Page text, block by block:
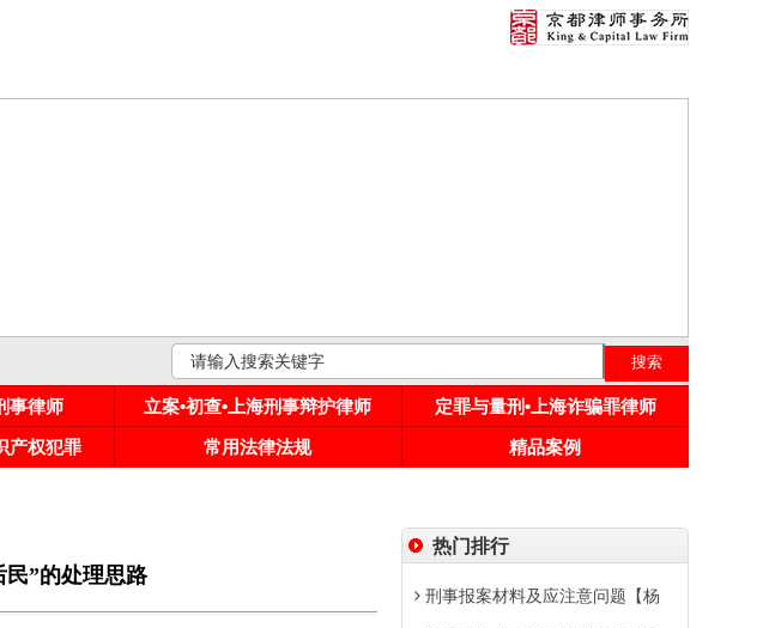
事律师 立案•初查•上海刑事辩护律师
定罪与量刑•上海诈骗罪律师
产权犯罪 常用法律法规 精品案例
”的处理思路
热门排行
刑事报案材料及应注意问题【杨